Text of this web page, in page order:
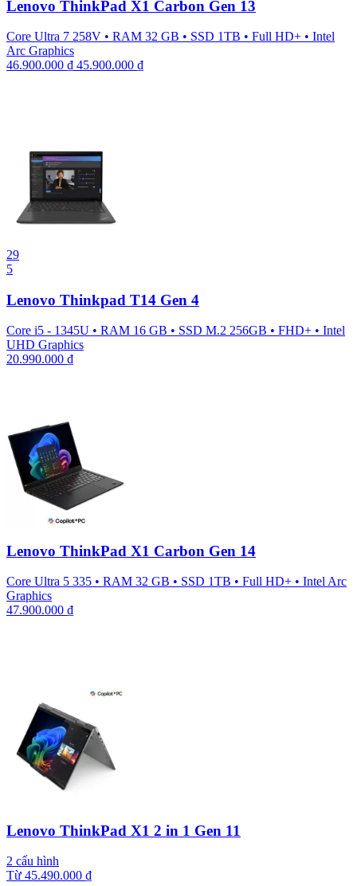
Lenovo ThinkPad X1 Carbon Gen 13
Core Ultra 7 258V • RAM 32 GB • SSD 1TB • Full HD+ • Intel
Arc Graphics
46.900.000 ₫ 45.900.000 ₫
29
5
Lenovo Thinkpad T14 Gen 4
Core i5 - 1345U • RAM 16 GB • SSD M.2 256GB • FHD+ • Intel
UHD Graphics
20.990.000 ₫
Lenovo ThinkPad X1 Carbon Gen 14
Core Ultra 5 335 • RAM 32 GB • SSD 1TB • Full HD+ • Intel Arc
Graphics
47.900.000 ₫
Lenovo ThinkPad X1 2 in 1 Gen 11
2 cấu hình
Từ 45.490.000 ₫